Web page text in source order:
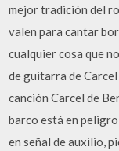
mejor tradición del
valen para cantar
cualquier cosa que
de guitarra de
canción Carcel de
barco está en
en señal de auxilio,